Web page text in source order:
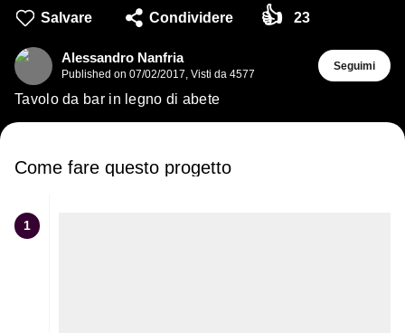
Salvare Condividere 👍 23
Alessandro Nanfria
Published on 07/02/2017 Visti da 4577
Seguimi
Tavolo da bar in legno di abete
Come fare questo progetto
1